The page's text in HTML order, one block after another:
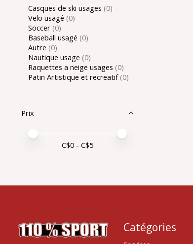
Casques de ski usages (0)
Velo usagé (0)
Soccer (0)
Baseball usagé (0)
Autre (0)
Nautique usage (0)
Raquettes a neige usages (0)
Patin Artistique et recreatif (0)
Prix
Prix minimum
Price maximum value
C$0 - C$5
Catégories